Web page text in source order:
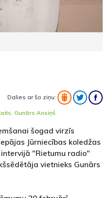
Dalies ar šo ziņu:
, Gunārs Ansiņš
šogad virzīs
Jūrniecības koledžas
"Rietumu radio"
vietnieks Gunārs